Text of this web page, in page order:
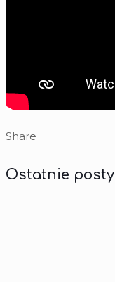
Share
Ostatnie posty